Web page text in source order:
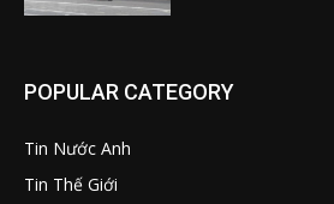
POPULAR CATEGORY
Tin Nước Anh
Tin Thế Giới